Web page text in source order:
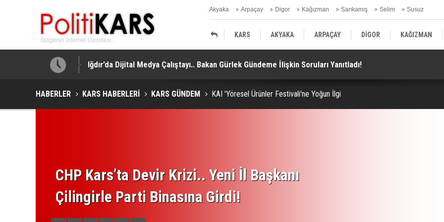
Akyaka Arpaçay Digor Kağızman Sarıkamış Selim Susuz
Kars Gündem
KARS AKYAKA ARPAÇAY DİGOR KAĞIZMAN
SELİM SUSUZ KARS GÜNDEM
Iğdır’da Dijital Medya Çalıştayı.. Bakan Gürlek Gündeme İlişkin Soruları Yanıtladı!
HABERLER KARS HABERLERİ KARS GÜNDEM KAI 'Yöresel Ürünler Festivali'ne Yoğun İlgi
CHP Kars’ta Devir Krizi.. Yeni İl Başkanı
Çilingirle Parti Binasına Girdi!